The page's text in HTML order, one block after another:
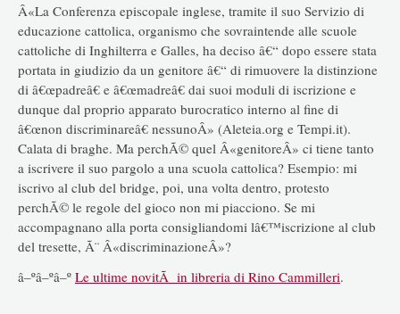
Â«La Conferenza episcopale inglese, tramite il suo Servizio di
educazione cattolica, organismo che sovraintende alle scuole
cattoliche di Inghilterra e Galles, ha deciso â€“ dopo essere stata
portata in giudizio da un genitore â€“ di rimuovere la distinzione
di â€œpadreâ€ e â€œmadreâ€ dai suoi moduli di iscrizione e
dunque dal proprio apparato burocratico interno al fine di
â€œnon discriminareâ€ nessunoÂ» (Aleteia.org e Tempi.it).
Calata di braghe. Ma perchÃ© quel Â«genitoreÂ» ci tiene tanto
a iscrivere il suo pargolo a una scuola cattolica? Esempio: mi
iscrivo al club del bridge, poi, una volta dentro, protesto
perchÃ© le regole del gioco non mi piacciono. Se mi
accompagnano alla porta consigliandomi lâ€™iscrizione al club
del tresette, Ã¨ Â«discriminazioneÂ»?
â–ºâ–ºâ–º Le ultime novitÃ in libreria di Rino Cammilleri.